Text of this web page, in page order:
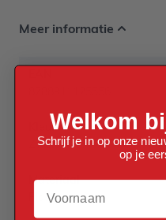
Meer informatie
Kleur
Zilver
Materiaal
Plastic
Welkom
Schrijf je in op onze
op je
Voornaam